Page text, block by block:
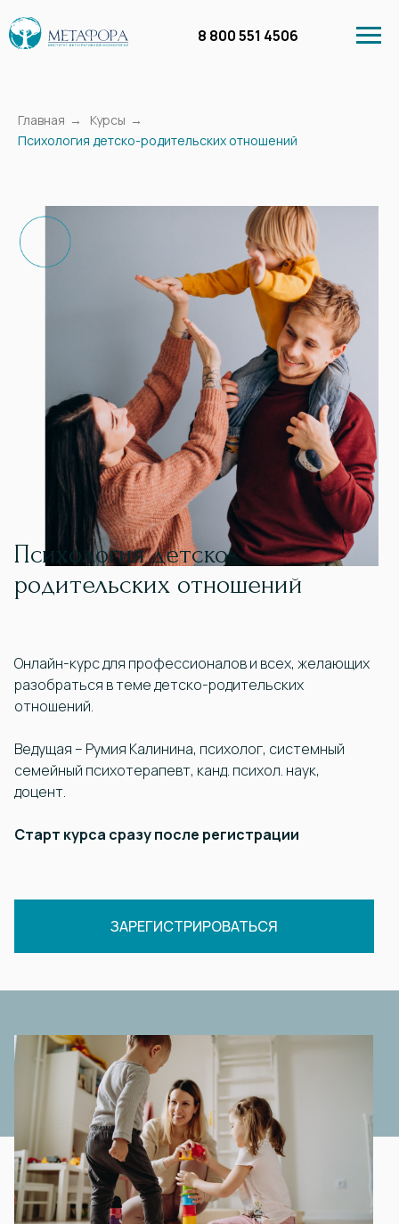
Бесплатное обучение Вебинары в
8 800 551 4506
Главная → Курсы →
Психология детско-родительских отношений
Психология детско-
родительских отношений
Онлайн-курс для профессионалов и всех, желающих
разобраться в теме детско-родительских
отношений.
Ведущая – Румия Калинина, психолог, системный
семейный психотерапевт, канд. психол. наук,
доцент.
Старт курса сразу после регистрации
ЗАРЕГИСТРИРОВАТЬСЯ